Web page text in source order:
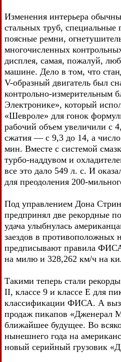
Изменения интерьера
стальных труб, специальные
поясные ремни,
многочисленных
дисплея, самая, пожалуй,
машине. Дело в том, что
V-образный двигатель был
контрольно-измерительным
Электронике», который
«Шевроле» для гонок
рабочий объем увеличили с
сжатия — с 9,3 до 14, а
мин. Вместе с системой
турбо-наддувом и
все это дало 549 л. с. И
для преодоления 200-
Под управлением Дона
предпринял две рекордные
удача улыбнулась
заездов в противоположных
предписывают правила
на милю и 328,262 км/ч на
Такими теперь стали
II, классе 9 и классе Е для
классификации ФИСА. А
продаж пикапов «Дженерал
ближайшее будущее. Во
нынешнего года на
новый серийный грузовик